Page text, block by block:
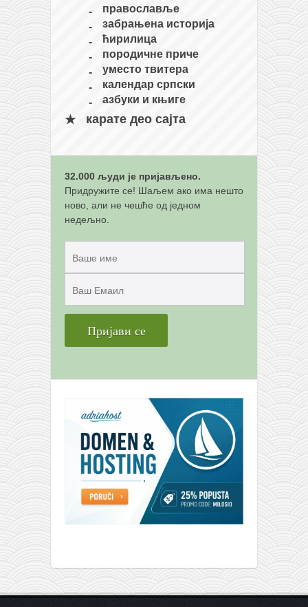
нунчаку
тимбеи рочин
тсунами дојо
снимци наступа
галерија клуба
чланарина
контакт
бесплатна е-књига
термини тренинга
моја прича
моја прича
контакт
православље
забрањена историја
ћирилица
породичне приче
уместо твитера
календар српски
азбуки и књиге
карате део сајта
32.000 људи је пријављено.
Придружите се! Шаљем ако има нешто
ново, али не чешће од једном
недељно.